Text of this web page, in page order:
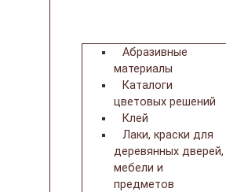
Абразивные
материалы
Каталоги
цветовых решений
Клей
Лаки, краски для
деревянных дверей,
мебели и
предметов